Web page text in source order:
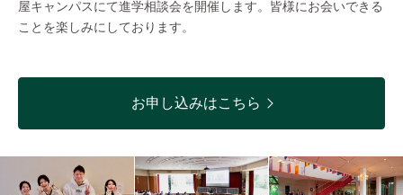
屋キャンパスにて進学相談会を開催します。皆様にお会いできる
ことを楽しみにしております。
お申し込みはこちら